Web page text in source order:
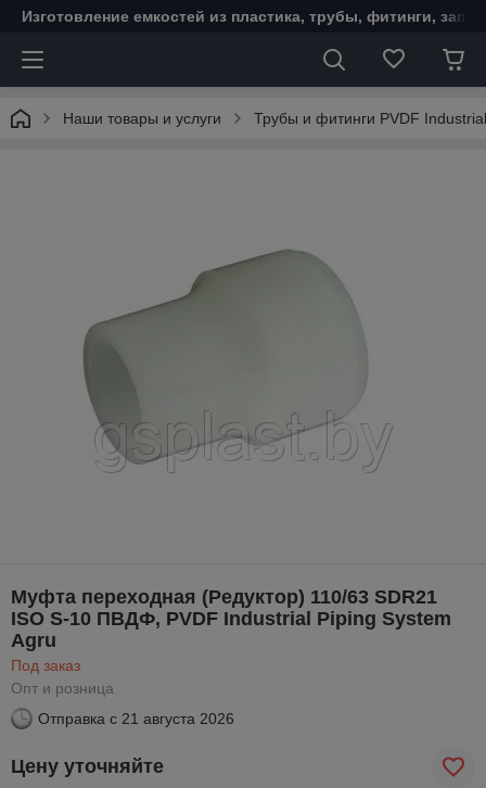
Изготовление емкостей из пластика, трубы, фитинги,
Наши товары и услуги Трубы и фитинги PVDF
Муфта переходная (Редуктор) 110/63 SDR21
ISO S-10 ПВДФ, PVDF Industrial Piping System
Agru
Под заказ
Опт и розница
Отправка с 21 августа 2026
Цену уточняйте